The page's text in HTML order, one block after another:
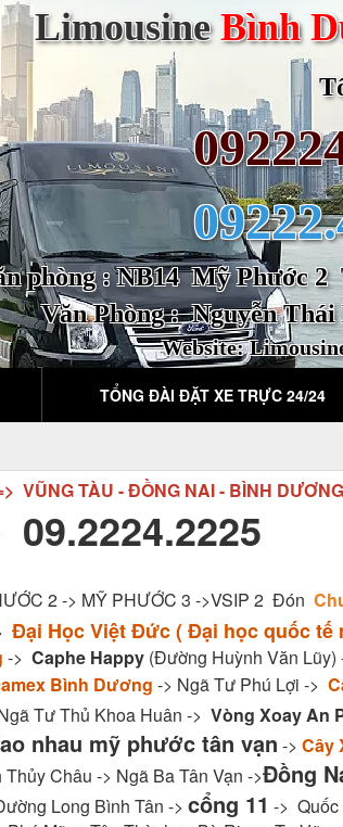
LimousineBình
Tổng
phòng : NB14 Mỹ Phước
Văn Phòng : Nguyễn
Website:
TỔNG ĐÀI ĐẶT XE TRỰC 24/24
VŨNG TÀU - ĐỒNG NAI - BÌNH DƯƠNG
2 -> MỸ PHƯỚC 3 ->VSIP 2 Đón
Đại Học Việt Đức ( Đại học quốc tế
-> Caphe Happy (Đường Huỳnh Văn Lũy)
Bình Dương -> Ngã Tư Phú Lợi ->
Tư Thủ Khoa Huân -> Vòng Xoay An
nhau mỹ phước tân vạn -> Cây
Châu -> Ngã Ba Tân Vạn ->Đồng
Long Bình Tân -> cổng 11 -> Quốc